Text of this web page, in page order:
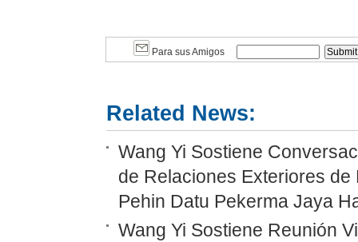
Para sus Amigos
Related News:
Wang Yi Sostiene
de Relaciones Exteriores
Pehin Datu Pekerma Jaya
Wang Yi Sostiene Reunión